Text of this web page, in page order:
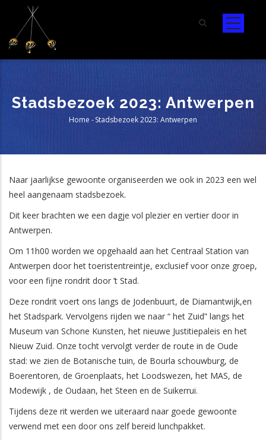
main
content
Stadsbezoek 2023: Antwerpen
Breadcrumb
Home -Stadsbezoek 2023: Antwerpen
Naar jaarlijkse gewoonte organiseerden we ook in 2023 een wel
heel aangenaam stadsbezoek.
Dit keer brachten we een dagje vol plezier en vertier door in
Antwerpen.
Om 11h00 worden we opgehaald aan het Centraal Station van
Antwerpen door het toeristentreintje, exclusief voor onze groep,
voor een fijne rondrit door ’t Stad.
Deze rondrit voert ons langs de Jodenbuurt, de Diamantwijk,en
het Stadspark. Vervolgens rijden we naar “ het Zuid” langs het
Museum van Schone Kunsten, het nieuwe Justitiepaleis en het
Nieuw Zuid. Onze tocht vervolgt verder de route in de Oude
stad: we zien de Botanische tuin, de Bourla schouwburg, de
Boerentoren, de Groenplaats, het Loodswezen, het MAS, de
Modewijk , de Oudaan, het Steen en de Suikerrui.
Tijdens deze rit werden we uiteraard naar goede gewoonte
verwend met een door ons zelf bereid lunchpakket.